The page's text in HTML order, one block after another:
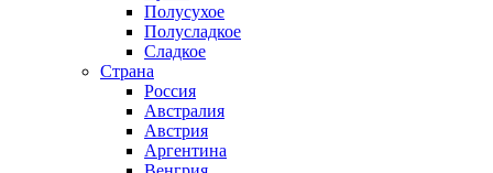
Полусухое
Полусладкое
Сладкое
Страна
Россия
Австралия
Австрия
Аргентина